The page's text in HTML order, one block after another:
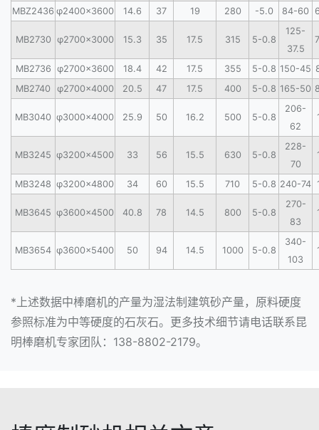
MBZ2436 φ2400×3600 14.6 37 19 280 -5.0 84-60
MB2730 φ2700×3000 15.3 35 17.5 315 5-0.8
125-
37.5
MB2736 φ2700×3600 18.4 42 17.5 355 5-0.8 150-45
MB2740 φ2700×4000 20.5 47 17.5 400 5-0.8 165-50
MB3040 φ3000×4000 25.9 50 16.2 500 5-0.8
206-
62
MB3245 φ3200×4500 33 56 15.5 630 5-0.8
228-
70
MB3248 φ3200×4800 34 60 15.5 710 5-0.8 240-74
MB3645 φ3600×4500 40.8 78 14.5 800 5-0.8
270-
83
MB3654 φ3600×5400 50 94 14.5 1000 5-0.8
340-
103
*上述数据中棒磨机的产量为湿法制建筑砂产量，原料硬度
参照标准为中等硬度的石灰石。更多技术细节请电话联系昆
明棒磨机专家团队：138-8802-2179。